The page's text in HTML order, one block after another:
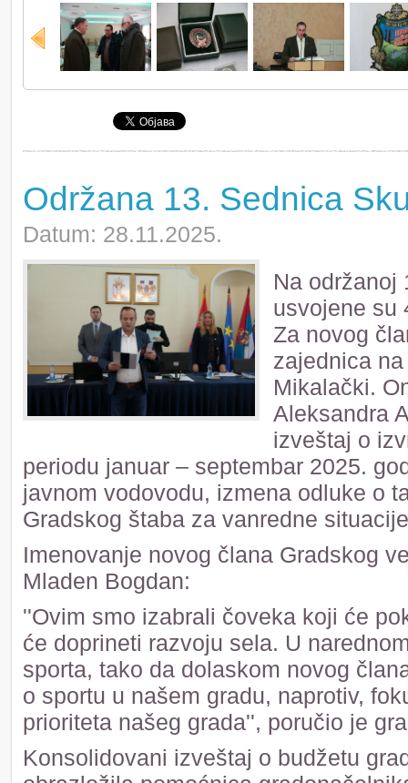
Održana 13. Sednica
Datum: 28.11.2025.
Na održanoj
usvojene su
Za novog
zajednica
Mikalački.
Aleksandra
izveštaj o
periodu januar – septembar 2025.
javnom vodovodu, izmena odluke o
Gradskog štaba za vanredne
Imenovanje novog člana Gradskog
Mladen Bogdan:
''Ovim smo izabrali čoveka koji će
će doprineti razvoju sela. U
sporta, tako da dolaskom novog
o sportu u našem gradu, naprotiv,
prioriteta našeg grada'', poručio je
Konsolidovani izveštaj o budžetu